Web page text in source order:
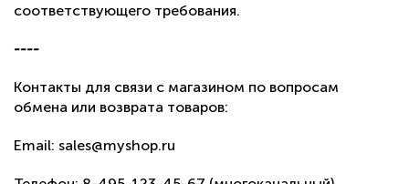
соответствующего требования.
----
Контакты для связи с магазином по вопросам
обмена или возврата товаров:
Email: sales@myshop.ru